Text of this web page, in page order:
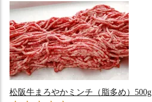
松阪牛まろやかミンチ（脂多め）500g